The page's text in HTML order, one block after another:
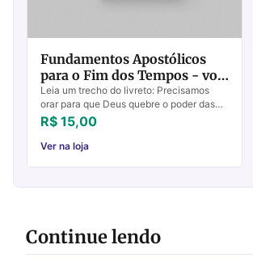
Fundamentos Apostólicos
para o Fim dos Tempos - vol
2
Leia um trecho do livreto: Precisamos
orar para que Deus quebre o poder das
drogas, da maldição da pobreza e da
corrupção e traga avivamento para a
Igreja no...
R$ 15,00
Ver na loja
Continue lendo